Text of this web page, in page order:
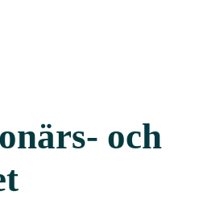
och